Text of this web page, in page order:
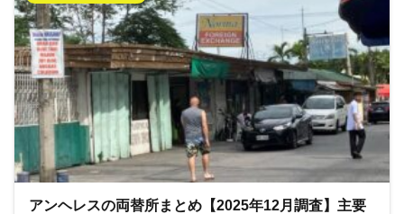
アンヘレスの両替所まとめ【2025年12月調査】主要